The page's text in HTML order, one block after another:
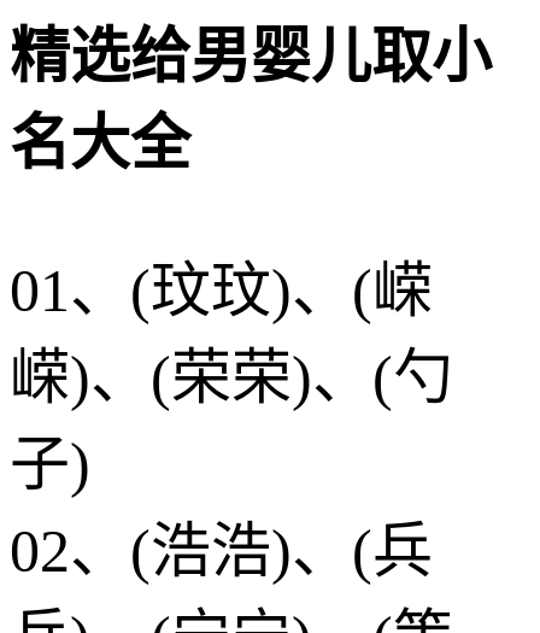
精选给男婴儿取小
名大全
01、(玟玟)、(嵘
嵘)、(荣荣)、(勺
子)
02、(浩浩)、(兵